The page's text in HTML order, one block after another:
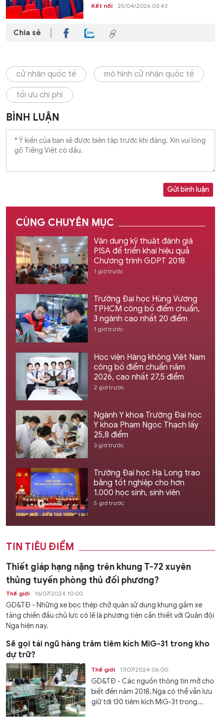
Kết nối 25/04/2026 03:43
Chia sẻ
cử nhân quốc tế mô hình cử nhân quốc tế
tối ưu chi phí
BÌNH LUẬN
Gửi bình luận
CÙNG CHUYÊN MỤC
Vận dụng kỹ thuật đánh giá
PISA để triển khai hiệu quả
Chương trình GDPT 2018
1 giờ trước
Trường Đại học Hùng Vương
TPHCM công bố điểm chuẩn,
3 ngành cao nhất 20 điểm
1 giờ trước
Học viện Hàng không Việt Nam
công bố điểm chuẩn năm
2026, cao nhất 27,5 điểm
2 giờ trước
Ngành Y khoa Trường Đại học
Y khoa Phạm Ngọc Thạch lấy
25,8 điểm
3 giờ trước
Trường Đại học Hạ Long trao
bằng tốt nghiệp cho hơn
1.000 học sinh, sinh viên
5 giờ trước
TIN TIÊU ĐIỂM
Thiết giáp hạng nặng trên khung T-72 xuyên
thủng tuyến phòng thủ đối phương?
Thế giới 16/07/2024 10:00
GD&TĐ - Những xe bọc thép chở quân sử dụng khung gầm xe
tăng chiến đấu chủ lực có lẽ là phương tiện cần thiết với Quân đội
Nga hiện nay.
Sẽ gọi tái ngũ hàng trăm tiêm kích MiG-31 trong kho
dự trữ?
Thế giới 17/07/2024 06:00
GD&TĐ - Các nguồn thông tin mở cho
biết đến năm 2018, Nga có thể vẫn lưu
giữ tới 130 tiêm kích MiG-31 trong...